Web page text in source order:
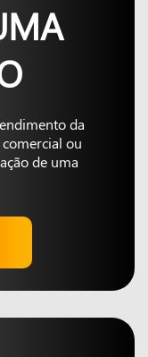
da
ou
de uma